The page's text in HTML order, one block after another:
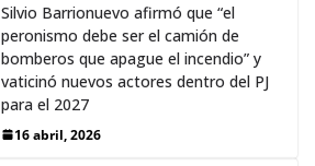
Silvio Barrionuevo afirmó que “el
peronismo debe ser el camión de
bomberos que apague el incendio” y
vaticinó nuevos actores dentro del PJ
para el 2027
16 abril, 2026